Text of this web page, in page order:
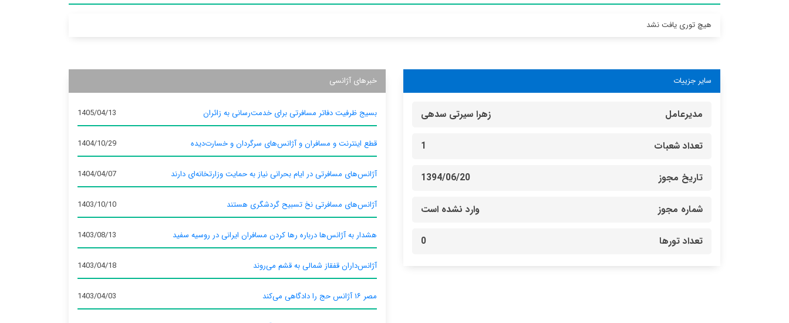
هیچ توری یافت نشد
سایر جزییات
مدیرعامل زهرا سیرتی سدهی
تعداد شعبات 1
تاریخ مجوز 1394/06/20
شماره مجوز وارد نشده است
تعداد تورها 0
خبرهای آژانسی
بسیج ظرفیت دفاتر مسافرتی برای خدمت‌رسانی به زائران 1405/04/13
قطع اینترنت و مسافران و آژانس‌های سرگردان و خسارت‌دیده 1404/10/29
آژانس‌های مسافرتی در ایام بحرانی نیاز به حمایت وزارتخانه‌ای دارند 1404/04/07
آژانس‌های مسافرتی نخ تسبیح گردشگری هستند 1403/10/10
هشدار به آژانس‌ها درباره رها کردن مسافران ایرانی در روسیه سفید 1403/08/13
آژانس‌داران قفقاز شمالی به قشم می‌روند 1403/04/18
مصر ۱۶ آژانس حج را دادگاهی می‌کند 1403/04/03